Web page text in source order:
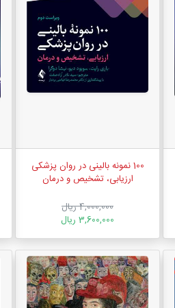
100 نمونه بالینی در روان پزشکی
ارزیابی، تشخیص و درمان
4,000,000 ریال
3,600,000 ریال